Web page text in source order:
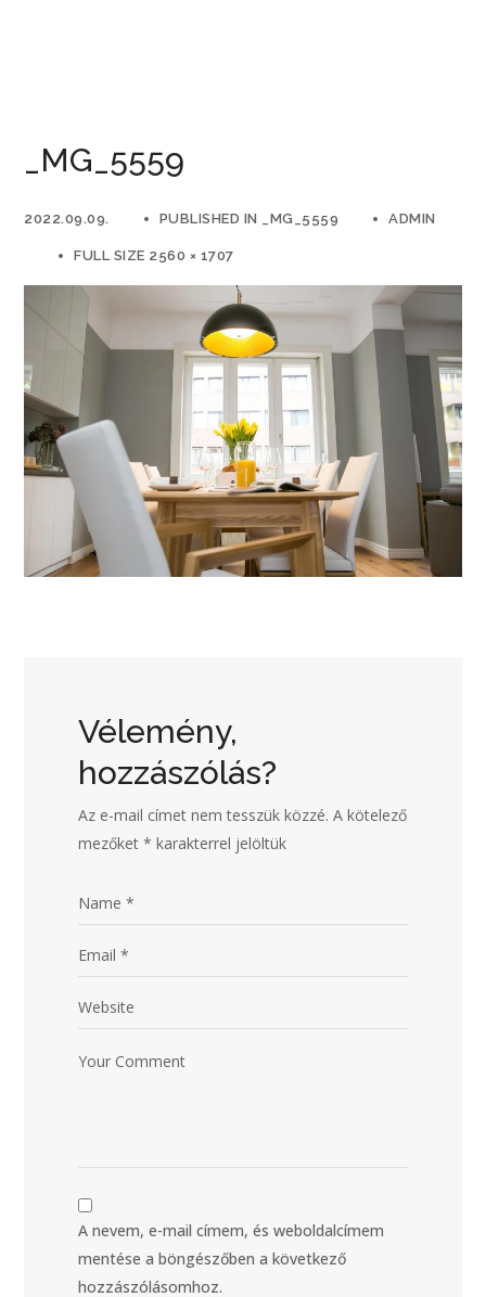
_MG_5559
2022.09.09. PUBLISHED IN _MG_5559 ADMIN
FULL SIZE 2560 × 1707
Vélemény,
hozzászólás?
Az e-mail címet nem tesszük közzé. A kötelező
mezőket* karakterrel jelöltük
A nevem, e-mail címem, és weboldalcímem
mentése a böngészőben a következő
hozzászólásomhoz.